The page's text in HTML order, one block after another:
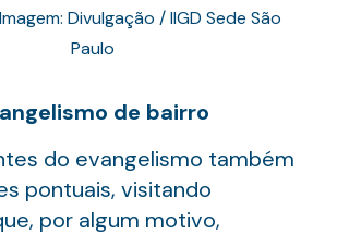
Divulgação / IIGD Sede São
Paulo
de bairro
do evangelismo também
pontuais, visitando
por algum motivo,